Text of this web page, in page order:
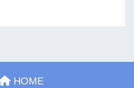
HOME